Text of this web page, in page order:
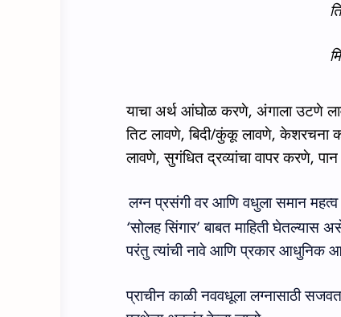
याचा अर्थ आंघोळ करणे, अंगाला उटणे
तिट लावणे, बिदी/कुंकू लावणे, केशरचना
लावणे, सुगंधित द्रव्‍यांचा वापर करणे,
लग्‍न प्रसंगी वर आणि वधुला समान
‘सोलह सिंगार’बाबत माहिती घेतल्‍यास
परंतु त्‍यांची नावे आणि प्रकार आधुनिक
प्राचीन काळी नववधूला लग्नासाठी